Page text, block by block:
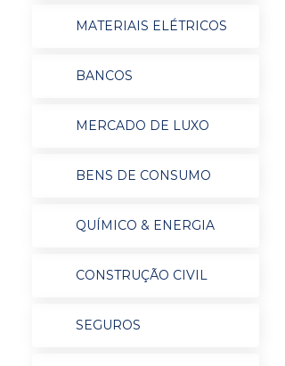
MATERIAIS ELÉTRICOS
BANCOS
MERCADO DE LUXO
BENS DE CONSUMO
QUÍMICO & ENERGIA
CONSTRUÇÃO CIVIL
SEGUROS